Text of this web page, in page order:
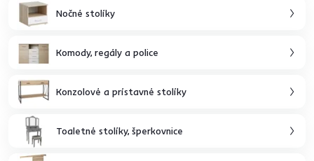
Nočné stolíky
Komody, regály a police
Konzolové a prístavné stolíky
Toaletné stolíky, šperkovnice